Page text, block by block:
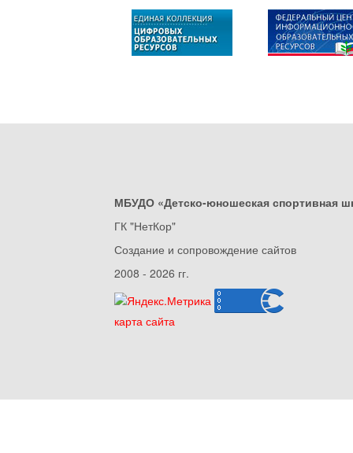
МБУДО «Детско-юношеская спортивная
ГК "НетКор"
Создание и сопровождение сайтов
2008 - 2026 гг.
карта сайта